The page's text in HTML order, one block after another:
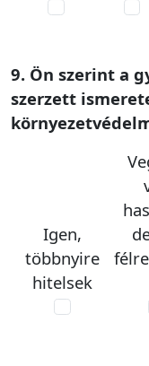
9. Ön szerint a
szerzett
Igen,
többnyire
hitelsek